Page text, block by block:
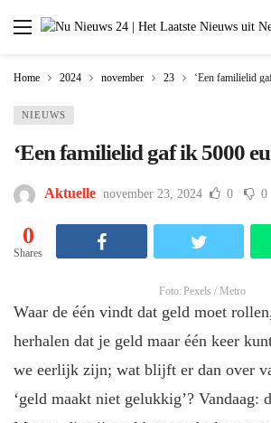
Home 2024 november 23 ‘Een familielid
NIEUWS
‘Een familielid gaf ik 5000
Aktuelle november 23, 2024 0 0
0
Shares
Foto: Pexels / Metro
Waar de één vindt dat geld moet
herhalen dat je geld maar één keer
we eerlijk zijn; wat blijft er dan over
‘geld maakt niet gelukkig’? Vandaag: